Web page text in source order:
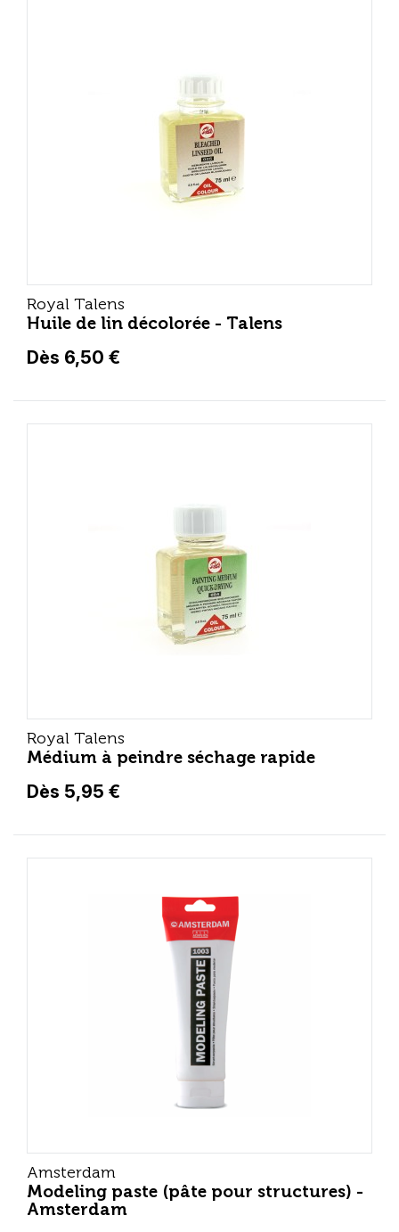
Royal Talens
Huile de lin décolorée - Talens
Dès 6,50 €
Royal Talens
Médium à peindre séchage rapide
Dès 5,95 €
Amsterdam
Modeling paste (pâte pour structures) -
Amsterdam